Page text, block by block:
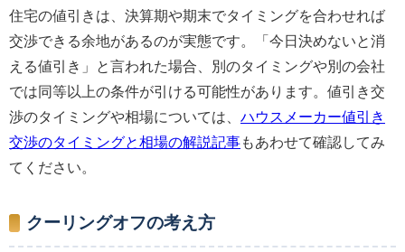
住宅の値引きは、決算期や期末でタイミングを合わせれば
交渉できる余地があるのが実態です。「今日決めないと消
える値引き」と言われた場合、別のタイミングや別の会社
では同等以上の条件が引ける可能性があります。値引き交
渉のタイミングや相場については、 ハウスメーカー値引き
交渉のタイミングと相場の解説記事もあわせて確認してみ
てください。
クーリングオフの考え方